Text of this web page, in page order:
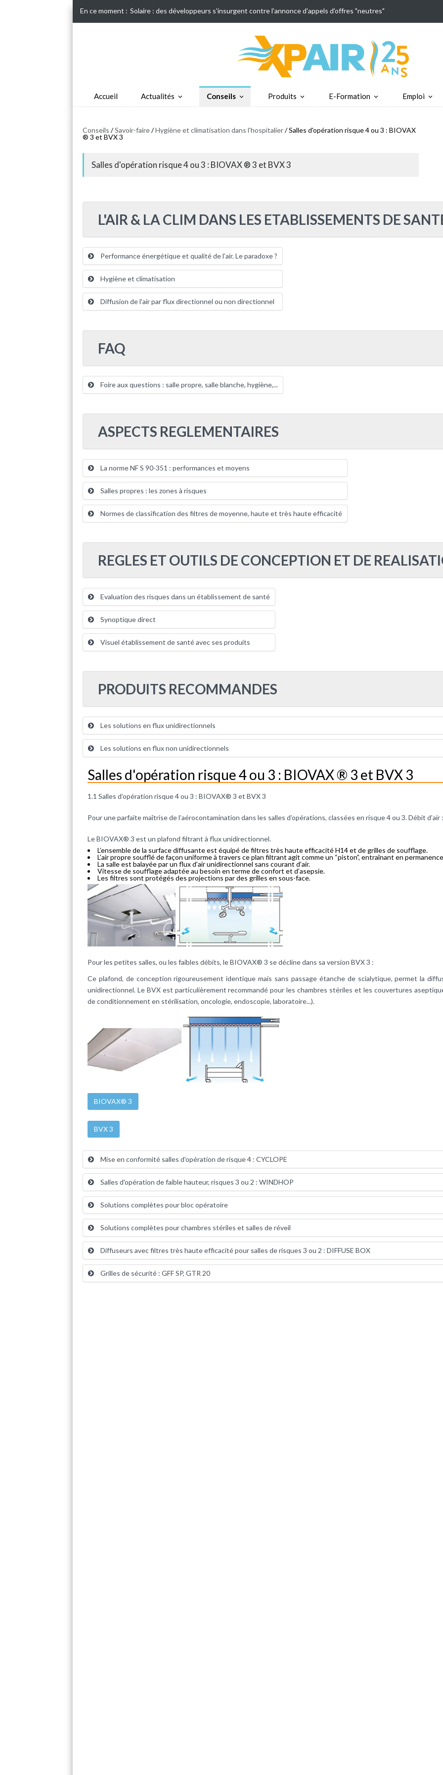
En ce moment : Solaire : des développeurs s'insurgent contre l'annonce d'appels d'offres "neutres"
Accueil Actualités Conseils Produits E-Formation Emploi
Conseils /Savoir-faire/Hygiène et climatisation dans l'hospitalier/ Salles d'opération risque 4 ou 3 : BIOVAX
® 3 et BVX 3
Salles d'opération risque 4 ou 3 : BIOVAX ® 3 et BVX 3
L'AIR & LA CLIM DANS LES ETABLISSEMENTS DE
Performance énergétique et qualité de l’air. Le paradoxe ?
Hygiène et climatisation
Diffusion de l'air par flux directionnel ou non directionnel
FAQ
Foire aux questions : salle propre, salle blanche, hygiène,...
ASPECTS REGLEMENTAIRES
La norme NF S 90-351 : performances et moyens
Salles propres : les zones à risques
Normes de classification des filtres de moyenne, haute et très haute efficacité
REGLES ET OUTILS DE CONCEPTION ET DE
Evaluation des risques dans un établissement de santé
Synoptique direct
Visuel établissement de santé avec ses produits
PRODUITS RECOMMANDES
Les solutions en flux unidirectionnels
Les solutions en flux non unidirectionnels
Salles d'opération risque 4 ou 3 : BIOVAX ® 3 et BVX 3
1.1 Salles d’opération risque 4 ou 3 : BIOVAX® 3 et BVX 3
Pour une parfaite maîtrise de l’aérocontamination dans les salles d’opérations, classées en risque 4 ou 3. Débit d’air
Le BIOVAX® 3 est un plafond filtrant à flux unidirectionnel.
L’ensemble de la surface diffusante est équipé de filtres très haute efficacité H14 et de grilles de soufflage.
L’air propre soufflé de façon uniforme à travers ce plan filtrant agit comme un “piston”, entraînant en
La salle est balayée par un flux d’air unidirectionnel sans courant d’air.
Vitesse de soufflage adaptée au besoin en terme de confort et d’asepsie.
Les filtres sont protégés des projections par des grilles en sous-face.
Pour les petites salles, ou les faibles débits, le BIOVAX® 3 se décline dans sa version BVX 3 :
Ce plafond, de conception rigoureusement identique mais sans passage étanche de scialytique, permet la
unidirectionnel. Le BVX est particulièrement recommandé pour les chambres stériles et les couvertures
de conditionnement en stérilisation, oncologie, endoscopie, laboratoire...).
BIOVAX® 3
BVX 3
Mise en conformité salles d'opération de risque 4 : CYCLOPE
Salles d'opération de faible hauteur, risques 3 ou 2 : WINDHOP
Solutions complètes pour bloc opératoire
Solutions complètes pour chambres stériles et salles de réveil
Diffuseurs avec filtres très haute efficacité pour salles de risques 3 ou 2 : DIFFUSE BOX
Grilles de sécurité : GFF SP, GTR 20